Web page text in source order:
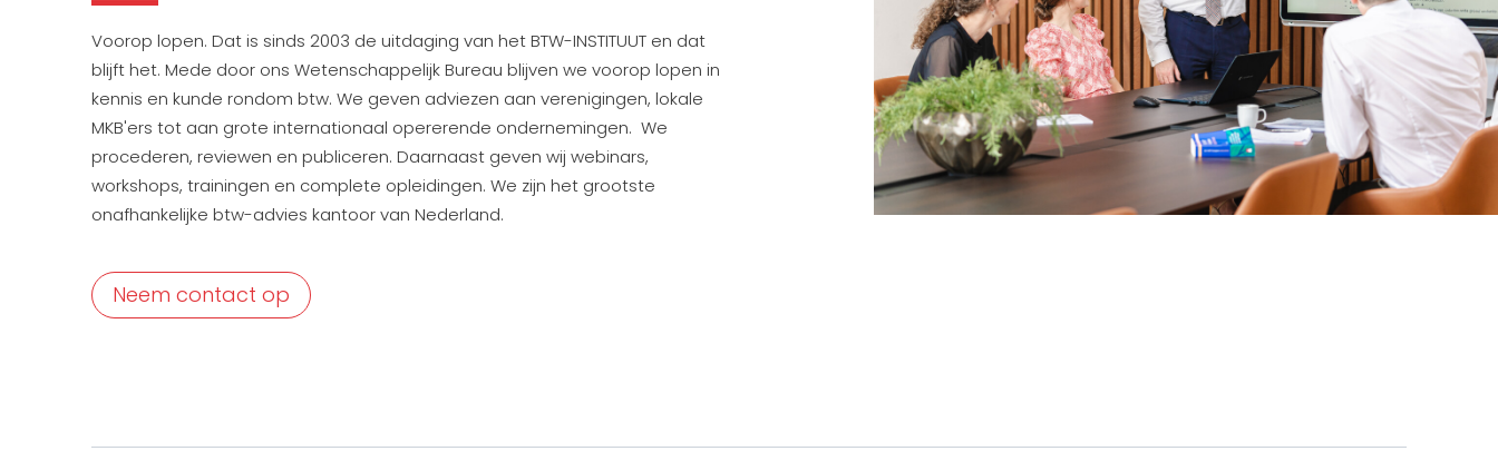
Voorop lopen. Dat is sinds 2003 de uitdaging van het BTW-INSTITUUT en dat
blijft het. Mede door ons Wetenschappelijk Bureau blijven we voorop lopen in
kennis en kunde rondom btw. We geven adviezen aan verenigingen, lokale
MKB'ers tot aan grote internationaal opererende ondernemingen. We
procederen, reviewen en publiceren. Daarnaast geven wij webinars,
workshops, trainingen en complete opleidingen. We zijn het grootste
onafhankelijke btw-advies kantoor van Nederland.
Neem contact op